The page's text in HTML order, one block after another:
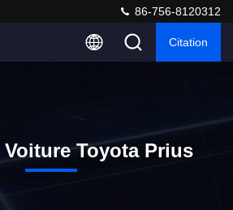
86-756-8120312
Citation
Voiture Toyota Prius